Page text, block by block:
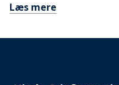
Læs mere